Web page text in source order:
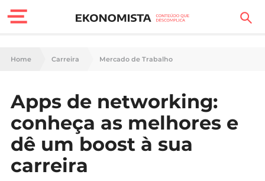
Finanças Pessoais
Carreira
Casa
Lifestyle
Home Carreira Mercado de Trabalho
Apps de networking:
conheça as melhores e
dê um boost à sua
carreira